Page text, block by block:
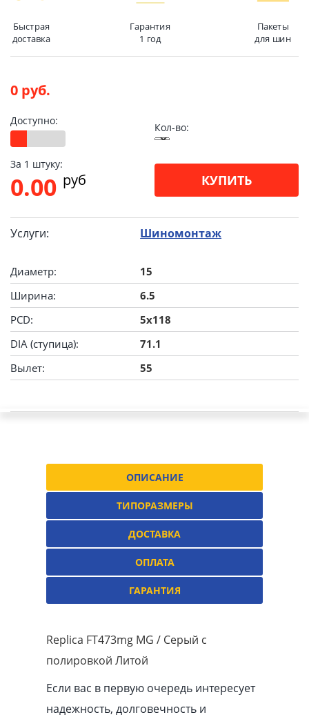
Быстрая
доставка
Гарантия
1 год
Пакеты
для шин
0 руб.
Доступно:
Кол-во:
За 1 штуку:
0.00 pуб КУПИТЬ
Услуги: Шиномонтаж
Диаметр:
15
Ширина:
6.5
PCD:
5x118
DIA (ступица):
71.1
Вылет:
55
ОПИСАНИЕ
ТИПОРАЗМЕРЫ
ДОСТАВКА
ОПЛАТА
ГАРАНТИЯ
Replica FT473mg MG / Серый с
полировкой Литой
Если вас в первую очередь интересует
надежность, долговечность и